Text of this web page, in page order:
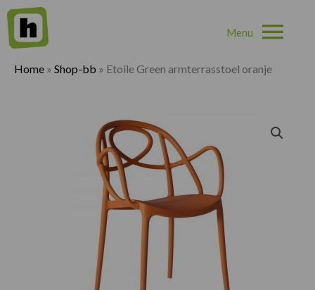
Home » Shop-bb » Etoile Green armterrasstoel oranje